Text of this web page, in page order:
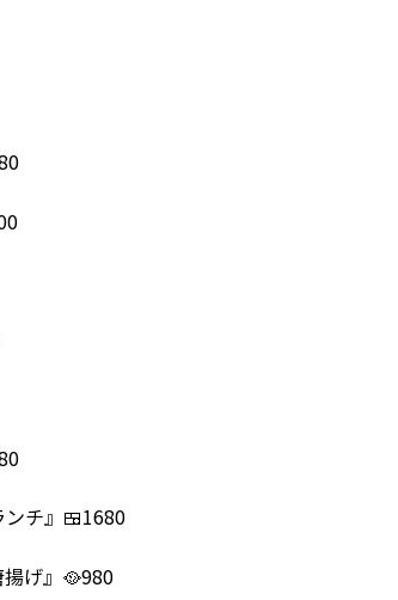
ンチ』🍱1680
揚げ』🥘980